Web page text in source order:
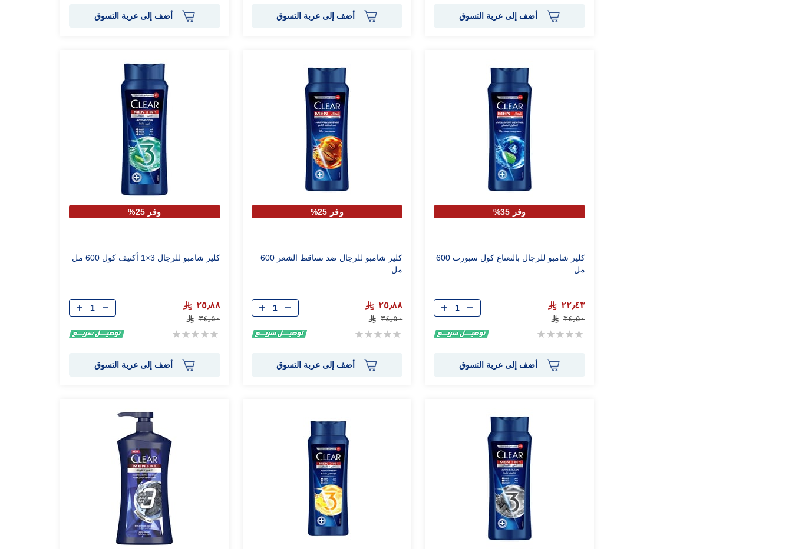
أضف إلى عربة التسوق أضف إلى عربة التسوق أضف إلى عربة التسوق
وفر 35%
كلير شامبو للرجال بالنعناع كول سبورت 600
مل
٢٢٫٤٣
٣٤٫٥٠
Rating:
الكمية
أضف إلى عربة التسوق
وفر 25%
كلير شامبو للرجال ضد تساقط الشعر 600
مل
٢٥٫٨٨
٣٤٫٥٠
Rating:
الكمية
أضف إلى عربة التسوق
وفر 25%
كلير شامبو للرجال 3×1 أكتيف كول 600 مل
٢٥٫٨٨
٣٤٫٥٠
Rating:
الكمية
أضف إلى عربة التسوق